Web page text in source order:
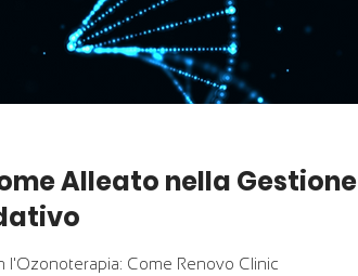
Alleato nella Gestione
l'Ozonoterapia: Come Renovo Clinic